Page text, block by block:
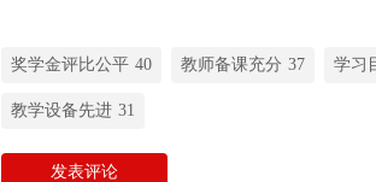
奖学金评比公平 40 教师备课充分 37 学习
教学设备先进 31
发表评论